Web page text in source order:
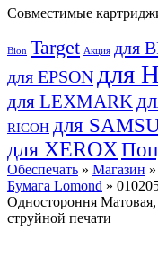
Совместимые
Bion Target Акция для
для EPSON для
для LEXMARK
RICOH для
для XEROX
Обеспечать » Магазин »
Бумага Lomond »
Одностороння
струйной печати